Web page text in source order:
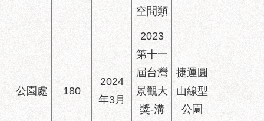
空間類
公園處 180
2024
年3月
2023
第十一
屆台灣
景觀大
獎-溝
捷運圓
山線型
公園